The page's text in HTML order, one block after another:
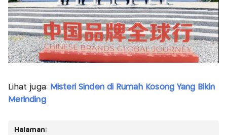
Lihat juga: Misteri Sinden di Rumah Kosong Yang Bikin
Merinding
Halaman: